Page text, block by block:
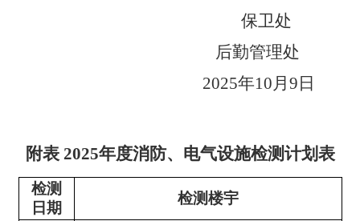
保卫处
后勤管理处
2025年10月9日
附表 2025年度消防、电气设施检测计划表
检测
日期
检测楼宇